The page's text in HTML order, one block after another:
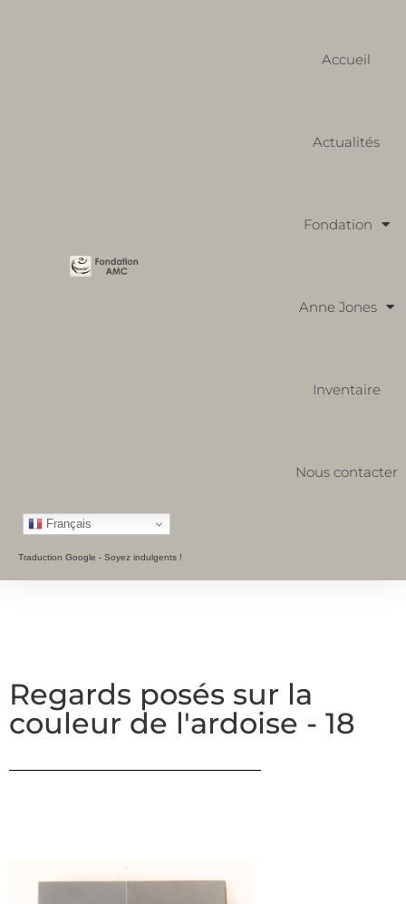
Accueil
Actualités
Fondation
Anne Jones
Inventaire
Nous contacter
Français
Traduction Google - Soyez indulgents !
Regards posés sur la
couleur de l'ardoise - 18